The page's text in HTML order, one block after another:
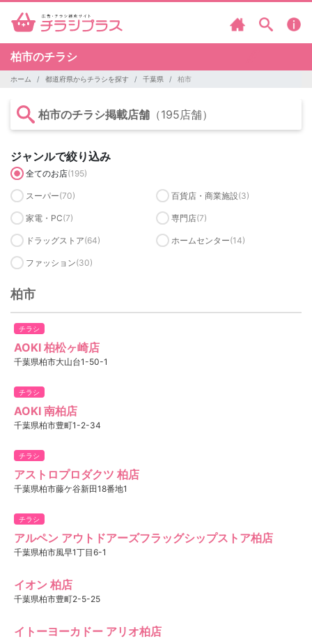
柏市のチラシ
ホーム 都道府県からチラシを探す 千葉県 柏市
柏市のチラシ掲載店舗 （195店舗）
ジャンルで絞り込み
全てのお店(195)
スーパー(70) 百貨店・商業施設(3)
家電・PC(7) 専門店(7)
ドラッグストア(64) ホームセンター(14)
ファッション(30)
柏市
チラシ
AOKI 柏松ヶ崎店
千葉県柏市大山台1-50-1
チラシ
AOKI 南柏店
千葉県柏市豊町1-2-34
チラシ
アストロプロダクツ 柏店
千葉県柏市藤ケ谷新田18番地1
チラシ
アルペン アウトドアーズフラッグシップストア柏店
千葉県柏市風早1丁目6-1
イオン 柏店
千葉県柏市豊町2-5-25
イトーヨーカドー アリオ柏店